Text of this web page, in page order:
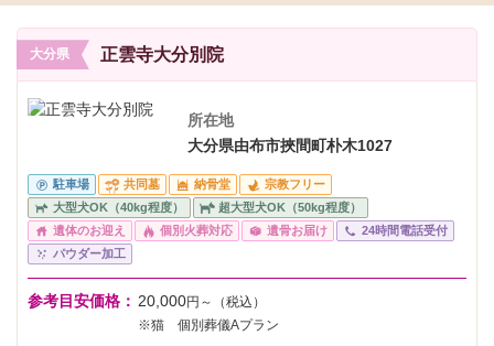
大分県 正雲寺大分別院
所在地
大分県由布市挾間町朴木1027
駐車場 共同墓 納骨堂
宗教フリー
大型犬OK（40kg程度）
超大型犬OK（50kg程度）
遺体のお迎え
個別火葬対応 遺骨お届け
24時間電話受付
パウダー加工
参考目安価格： 20,000円～（税込）
※猫 個別葬儀Aプラン